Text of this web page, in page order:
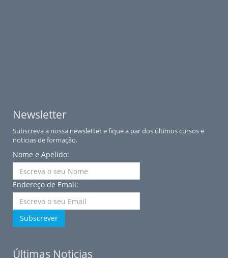
Newsletter
Subscreva a nossa newsletter e fique a par dos últimos cursos e
noticias de formação.
Nome e Apelido:
Endereço de Email:
Subscrever
Últimas Noticias